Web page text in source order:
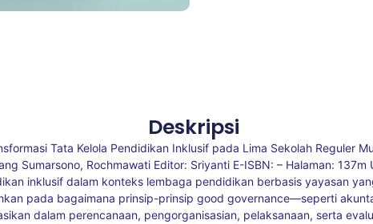
Deskripsi
Tata Kelola Pendidikan Inklusif pada Lima Sekolah Reguler
Sumarsono, Rochmawati Editor: Sriyanti E-ISBN: – Halaman:
inklusif dalam konteks lembaga pendidikan berbasis yayasan
pada bagaimana prinsip-prinsip good governance—seperti
dalam perencanaan, pengorganisasian, pelaksanaan, serta